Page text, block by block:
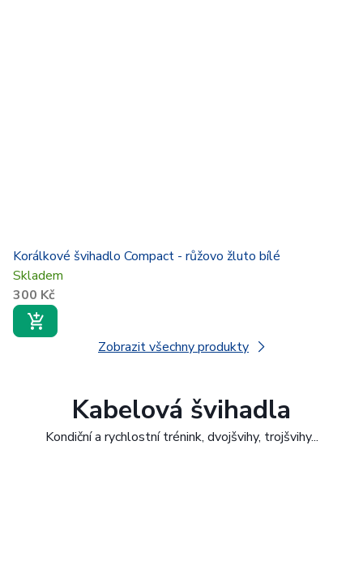
Korálkové švihadlo Compact - růžovo žluto bílé
Skladem
300 Kč
Zobrazit všechny produkty
Kabelová švihadla
Kondiční a rychlostní trénink, dvojšvihy, trojšvihy...